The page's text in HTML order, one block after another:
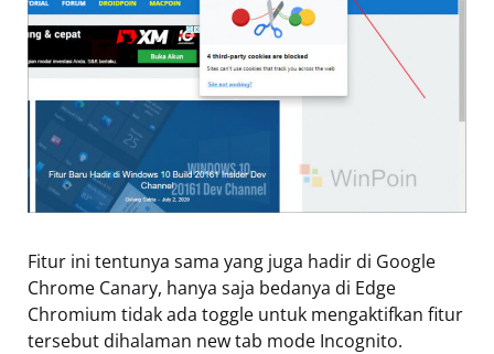
Fitur ini tentunya sama yang juga hadir di Google
Chrome Canary, hanya saja bedanya di Edge
Chromium tidak ada toggle untuk mengaktifkan fitur
tersebut dihalaman new tab mode Incognito.